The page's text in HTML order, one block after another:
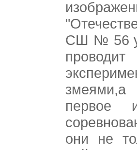
СШ № 56
первое
они не